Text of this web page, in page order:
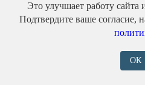
от 9000 ₽
Дистанционно (онлайн) /
Это улучшает работу сайта
Подтвердите ваше согласие,
ОК